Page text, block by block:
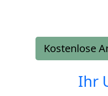
Kostenlose
Ihr